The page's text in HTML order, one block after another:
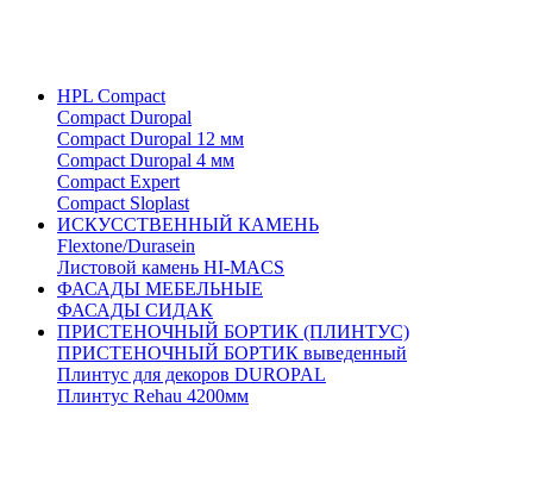
HPL Compact
Compact Duropal
Compact Duropal 12 мм
Compact Duropal 4 мм
Compact Expert
Compact Sloplast
ИСКУССТВЕННЫЙ КАМЕНЬ
Flextone/Durasein
Листовой камень HI-MACS
ФАСАДЫ МЕБЕЛЬНЫЕ
ФАСАДЫ СИДАК
ПРИСТЕНОЧНЫЙ БОРТИК (ПЛИНТУС)
ПРИСТЕНОЧНЫЙ БОРТИК выведенный
Плинтус для декоров DUROPAL
Плинтус Rehau 4200мм